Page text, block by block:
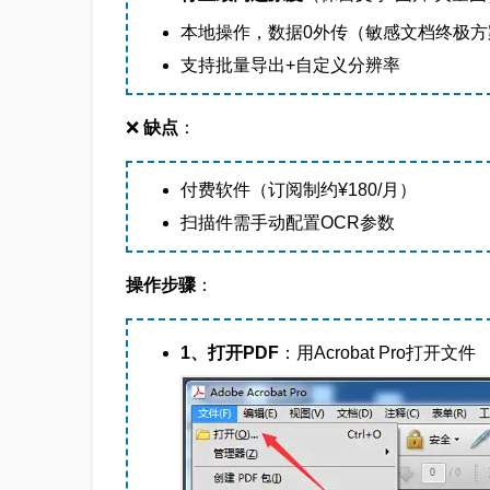
本地操作，数据0外传（敏感文档终极
支持批量导出+自定义分辨率
❌ 缺点 ：
付费软件（订阅制约¥180/月）
扫描件需手动配置OCR参数
操作步骤：
1、打开PDF：用Acrobat Pro打开文件